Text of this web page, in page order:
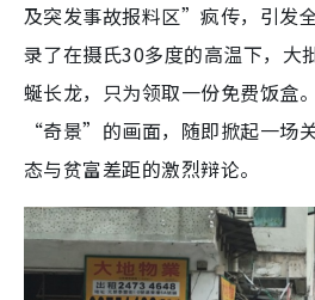
及突发事故报料区”疯传，引发
录了在摄氏30多度的高温下，大
蜒长龙，只为领取一份免费饭盒
“奇景”的画面，随即掀起一场
态与贫富差距的激烈辩论。